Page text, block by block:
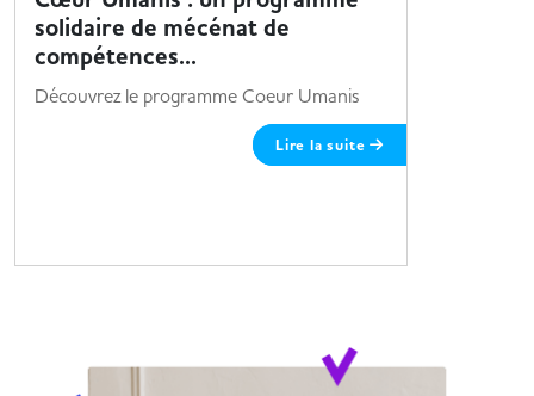
solidaire de mécénat de
compétences...
Découvrez le programme Coeur Umanis
Lire la suite